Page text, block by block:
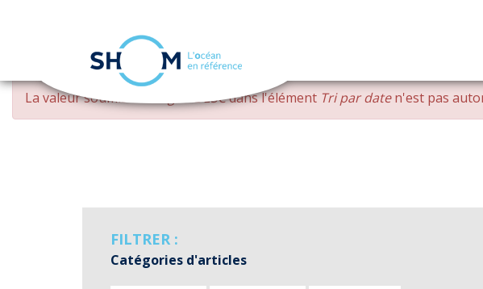
Aller
contenu
MESSAGE
D'ERREUR
La valeur soumise changed DESCdans l'élément Tri par daten'est pas
FILTRER :
Catégories d'articles